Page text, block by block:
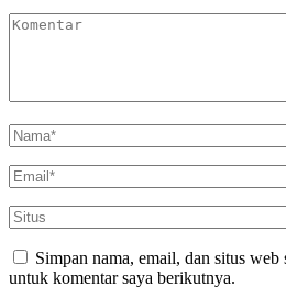
Simpan nama, email, dan situs web
untuk komentar saya berikutnya.